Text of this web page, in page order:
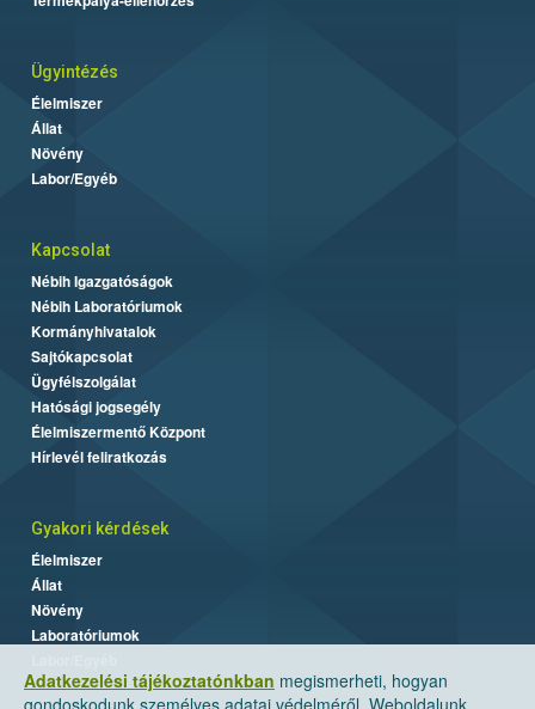
Adatkezelési tájékoztatónkban megismerheti, hogyan
gondoskodunk személyes adatai védelméről. Weboldalunk
Ügyintézés
Élelmiszer
Állat
Növény
Labor/Egyéb
Kapcsolat
Nébih Igazgatóságok
Nébih Laboratóriumok
Kormányhivatalok
Sajtókapcsolat
Ügyfélszolgálat
Hatósági jogsegély
Élelmiszermentő Központ
Hírlevél feliratkozás
Gyakori kérdések
Élelmiszer
Állat
Növény
Laboratóriumok